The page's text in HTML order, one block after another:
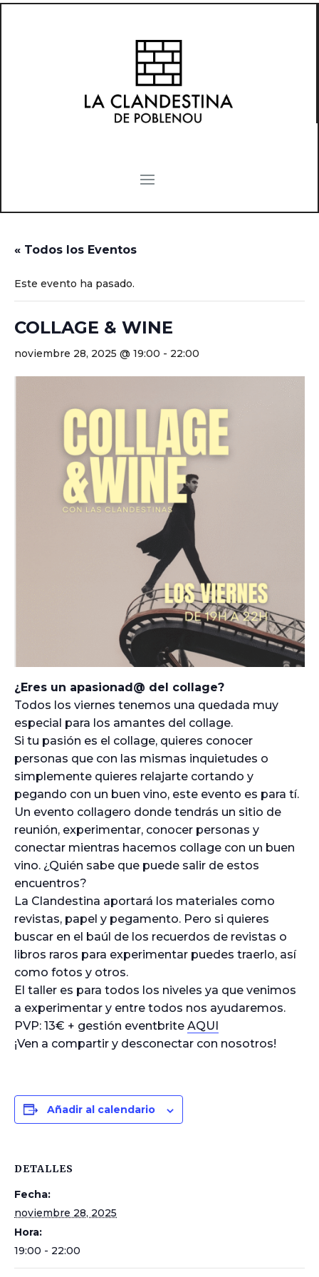
« Todos los Eventos
Este evento ha pasado.
COLLAGE & WINE
noviembre 28, 2025 @ 19:00 - 22:00
¿Eres un apasionad@ del collage?
Todos los viernes tenemos una quedada muy
especial para los amantes del collage.
Si tu pasión es el collage, quieres conocer
personas que con las mismas inquietudes o
simplemente quieres relajarte cortando y
pegando con un buen vino, este evento es para tí.
Un evento collagero donde tendrás un sitio de
reunión, experimentar, conocer personas y
conectar mientras hacemos collage con un buen
vino. ¿Quién sabe que puede salir de estos
encuentros?
La Clandestina aportará los materiales como
revistas, papel y pegamento. Pero si quieres
buscar en el baúl de los recuerdos de revistas o
libros raros para experimentar puedes traerlo, así
como fotos y otros.
El taller es para todos los niveles ya que venimos
a experimentar y entre todos nos ayudaremos.
PVP: 13€ + gestión eventbrite AQUI
¡Ven a compartir y desconectar con nosotros!
Añadir al calendario
DETALLES
Fecha:
noviembre 28, 2025
Hora:
19:00 - 22:00